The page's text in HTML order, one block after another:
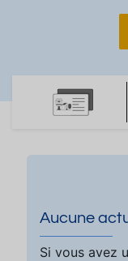
Aucune
Si vous avez